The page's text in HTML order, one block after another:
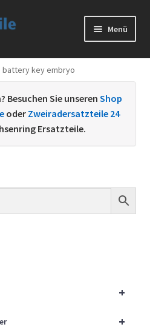
Menü
battery key embryo
Besuchen Sie unseren Shop
oder Zweiradersatzteile 24
Ersatzteile.
+
+